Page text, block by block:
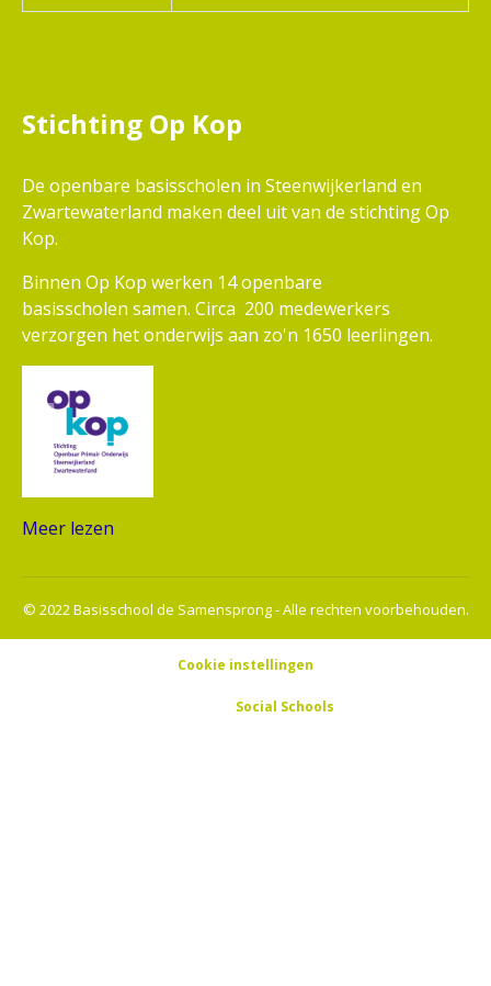
Stichting Op Kop
De openbare basisscholen in Steenwijkerland en
Zwartewaterland maken deel uit van de stichting Op
Kop.
Binnen Op Kop werken 14 openbare
basisscholen samen. Circa 200 medewerkers
verzorgen het onderwijs aan zo'n 1650 leerlingen.
Meer lezen
© 2022 Basisschool de Samensprong - Alle rechten voorbehouden.
Cookie instellingen
Social Schools